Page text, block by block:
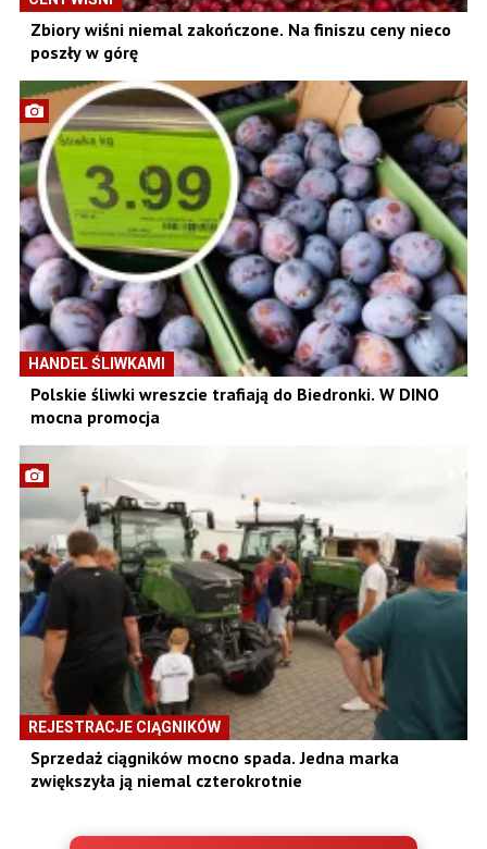
Zbiory wiśni niemal zakończone. Na finiszu ceny nieco
poszły w górę
HANDEL ŚLIWKAMI
Polskie śliwki wreszcie trafiają do Biedronki. W DINO
mocna promocja
REJESTRACJE CIĄGNIKÓW
Sprzedaż ciągników mocno spada. Jedna marka
zwiększyła ją niemal czterokrotnie